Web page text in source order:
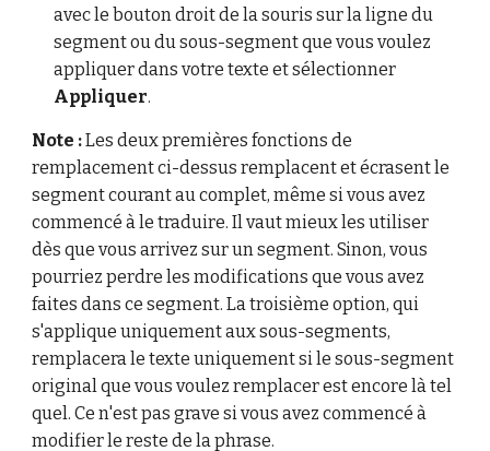
avec le bouton droit de la souris sur la ligne du
segment ou du sous-segment que vous voulez
appliquer dans votre texte et sélectionner
Appliquer.
Note :Les deux premières fonctions de
remplacement ci-dessus remplacent et écrasent le
segment courant au complet, même si vous avez
commencé à le traduire. Il vaut mieux les utiliser
dès que vous arrivez sur un segment. Sinon, vous
pourriez perdre les modifications que vous avez
faites dans ce segment. La troisième option, qui
s'applique uniquement aux sous-segments,
remplacera le texte uniquement si le sous-segment
original que vous voulez remplacer est encore là tel
quel. Ce n'est pas grave si vous avez commencé à
modifier le reste de la phrase.